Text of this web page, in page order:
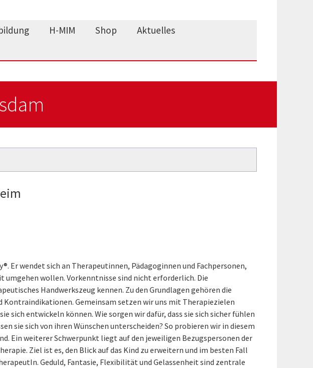
H-MIM Shop
Aktuelles
wendet sich an Therapeutinnen, Pädagoginnen und Fachpersonen,
wollen. Vorkenntnisse sind nicht erforderlich. Die
Handwerkszeug kennen. Zu den Grundlagen gehören die
Kontraindikationen. Gemeinsam setzen wir uns mit Therapiezielen
sich entwickeln können. Wie sorgen wir dafür, dass sie sich sicher fühlen
sie sich von ihren Wünschen unterscheiden? So probieren wir in diesem
Ein weiterer Schwerpunkt liegt auf den jeweiligen Bezugspersonen der
Ziel ist es, den Blick auf das Kind zu erweitern und im besten Fall
Geduld, Fantasie, Flexibilität und Gelassenheit sind zentrale